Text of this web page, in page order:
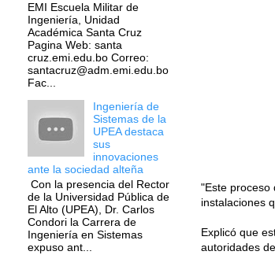
"Este proceso
instalaciones
Explicó que
autoridades
EMI Escuela Militar de
Ingeniería, Unidad
Académica Santa Cruz
Pagina Web: santa
cruz.emi.edu.bo Correo:
santacruz@adm.emi.edu.bo
Fac...
Ingeniería de
Sistemas de la
UPEA destaca
sus
innovaciones
ante la sociedad alteña
Con la presencia del Rector
de la Universidad Pública de
El Alto (UPEA), Dr. Carlos
Condori la Carrera de
Ingeniería en Sistemas
expuso ant...